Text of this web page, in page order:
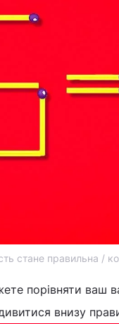
стане правильна /
порівняти ваш
внизу